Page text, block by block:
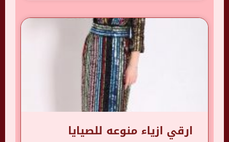
ارقي ازياء منوعه للصيايا